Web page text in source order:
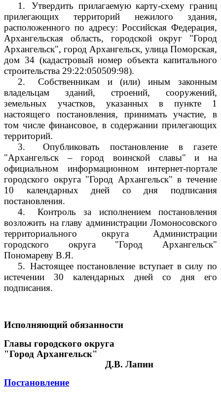
1.
Утвердить прилагаемую карту-схему границ
прилегающих территорий нежилого здания,
расположенного по адресу: Российская Федерация,
Архангельская область, городской округ "Город
Архангельск", город Архангельск, улица Поморская,
дом 34 (кадастровый номер объекта капитального
строительства 29:22:050509:98).
2.
Собственникам и (или) иным законным
владельцам зданий, строений, сооружений,
земельных участков, указанных в пункте 1
настоящего постановления, принимать участие, в
том числе финансовое, в содержании прилегающих
территорий.
3.
Опубликовать постановление в газете
"Архангельск – город воинской славы" и на
официальном информационном интернет-портале
городского округа "Город Архангельск" в течение
10 календарных дней со дня подписания
постановления.
4.
Контроль за исполнением постановления
возложить на главу администрации Ломоносовского
территориального округа Администрации
городского округа "Город Архангельск"
Пономареву В.Я.
5. Настоящее постановление вступает в силу по
истечении 30 календарных дней со дня его
подписания.
Исполняющий обязанности
Главы городского округа
"Город Архангельск"
Д.В. Лапин
Постановление